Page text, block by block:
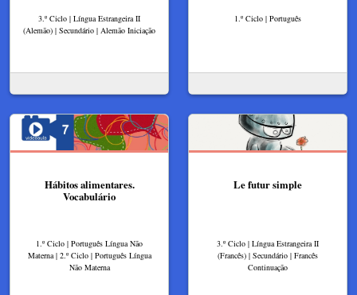
3.º Ciclo | Língua Estrangeira II
(Alemão) | Secundário | Alemão Iniciação
1.º Ciclo | Português
Hábitos alimentares.
Vocabulário
1.º Ciclo | Português Língua Não
Materna | 2.º Ciclo | Português Língua
Não Materna
Le futur simple
3.º Ciclo | Língua Estrangeira II
(Francês) | Secundário | Francês
Continuação